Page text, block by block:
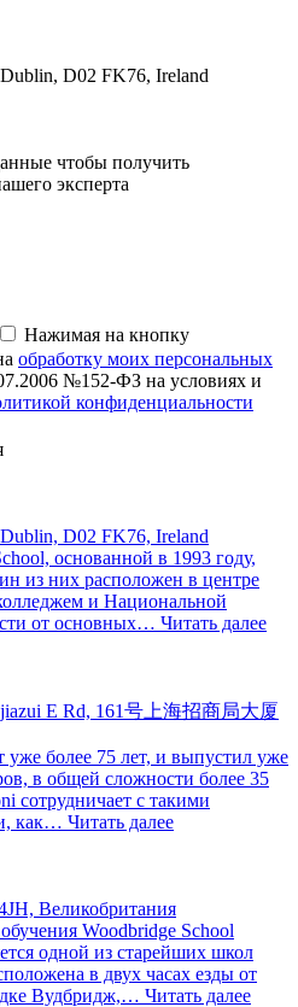
Dublin, D02 FK76, Ireland
чтобы получить
эксперта
Нажимая на кнопку
обработку моих персональных
№152-ФЗ на условиях и
конфиденциальности
Dublin, D02 FK76, Ireland
основанной в 1993 году,
из них расположен в центре
и Национальной
от основных… Читать далее
E Rd, 161号上海招商局大厦
уже более 75 лет, и выпустил уже
в общей сложности более 35
сотрудничает с такими
как… Читать далее
Великобритания
Woodbridge School
одной из старейших школ
в двух часах езды от
Вудбридж,… Читать далее